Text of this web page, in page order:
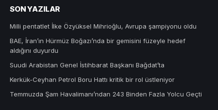
SON YAZILAR
Milli pentatlet İlke Özyüksel Mihrioğlu, Avrupa şampiyonu oldu
BAE, İran’ın Hürmüz Boğazı’nda bir gemisini füzeyle hedef
aldığını duyurdu
Suudi Arabistan Genel İstihbarat Başkanı Bağdat’ta
Kerkük-Ceyhan Petrol Boru Hattı kritik bir rol üstleniyor
Temmuzda Şam Havalimanı’ndan 243 Binden Fazla Yolcu Geçti